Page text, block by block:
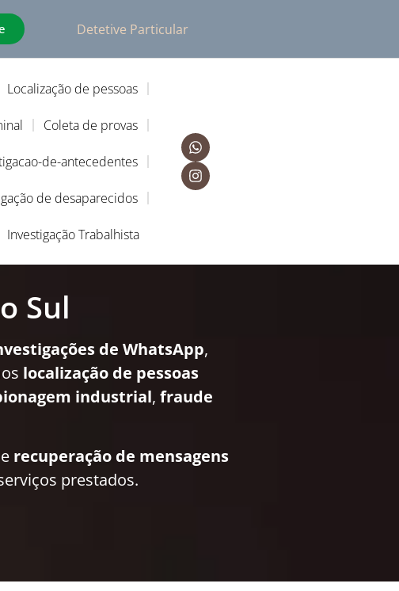
Detetive Particular
Localização de pessoas
Coleta de provas
de-antecedentes
de desaparecidos
Investigação Trabalhista
Sul
de WhatsApp,
localização de pessoas
industrial, fraude
e recuperação de mensagens
prestados.